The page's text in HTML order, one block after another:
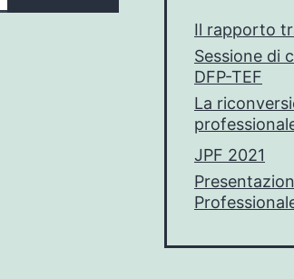
Il rapporto
Sessione di
DFP-TEF
La
JPF 2021